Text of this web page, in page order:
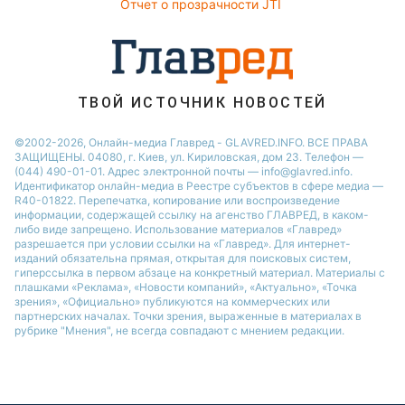
Виталий Козловский
Отчет о прозрачности JTI
ТВОЙ ИСТОЧНИК НОВОСТЕЙ
©2002-2026, Онлайн-медиа Главред - GLAVRED.INFO. ВСЕ ПРАВА
ЗАЩИЩЕНЫ. 04080, г. Киев, ул. Кириловская, дом 23. Телефон —
(044) 490-01-01. Адрес электронной почты — info@glavred.info.
Идентификатор онлайн-медиа в Реестре cубъектов в сфере медиа —
R40-01822. Перепечатка, копирование или воспроизведение
информации, содержащей ссылку на агенство ГЛАВРЕД, в каком-
либо виде запрещено. Использование материалов «Главред»
разрешается при условии ссылки на «Главред». Для интернет-
изданий обязательна прямая, открытая для поисковых систем,
гиперссылка в первом абзаце на конкретный материал. Материалы с
плашками «Реклама», «Новости компаний», «Актуально», «Точка
зрения», «Официально» публикуются на коммерческих или
партнерских началах. Точки зрения, выраженные в материалах в
рубрике "Мнения", не всегда совпадают с мнением редакции.